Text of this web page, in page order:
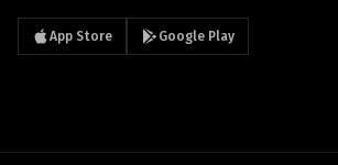
App Store Google Play